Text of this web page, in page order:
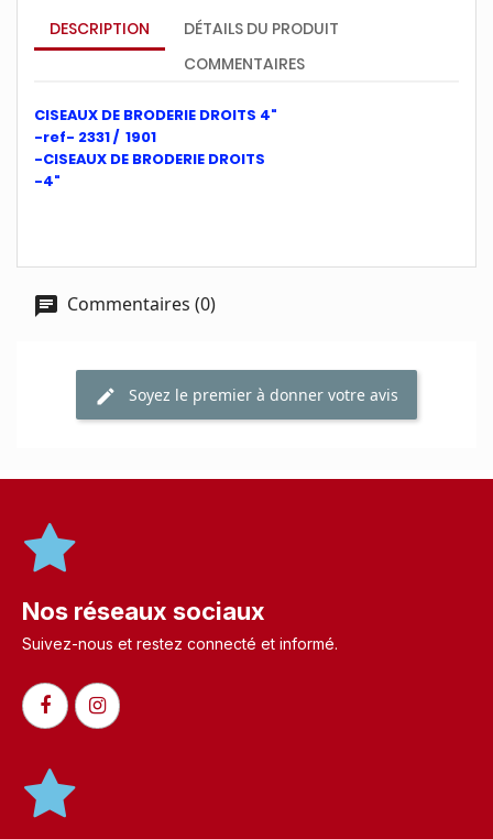
DESCRIPTION
DÉTAILS DU PRODUIT
COMMENTAIRES
CISEAUX DE BRODERIE DROITS 4"
-ref- 2331 / 1901
-CISEAUX DE BRODERIE DROITS
-4"
Commentaires (0)
Soyez le premier à donner votre avis
Nos réseaux sociaux
Suivez-nous et restez connecté et informé.​